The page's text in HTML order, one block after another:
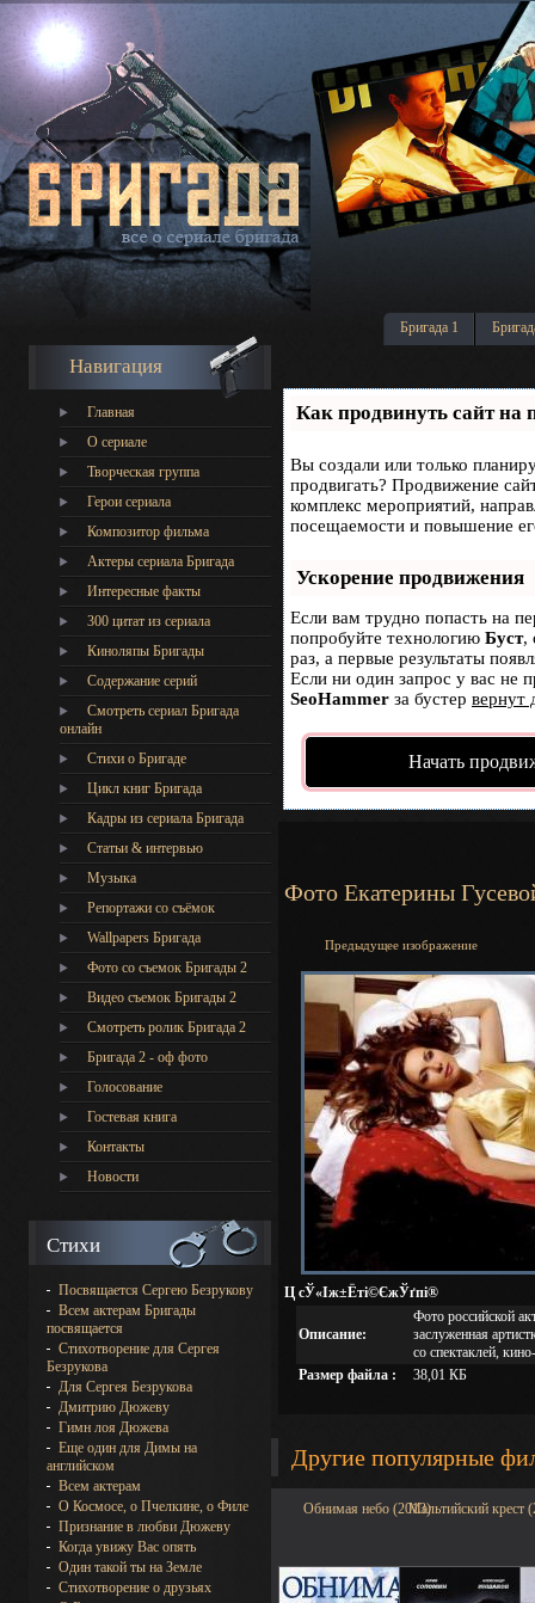
Бригада 1
Навигация
Главная
О сериале
Творческая группа
Герои сериала
Композитор фильма
Актеры сериала Бригада
Интересные факты
300 цитат из сериала
Киноляпы Бригады
Содержание серий
Смотреть сериал Бригада
онлайн
Стихи о Бригаде
Цикл книг Бригада
Кадры из сериала Бригада
Статьи & интервью
Музыка
Репортажи со съёмок
Wallpapers Бригада
Фото со съемок Бригады 2
Видео съемок Бригады 2
Cмотреть ролик Бригада 2
Бригада 2 - оф фото
Голосование
Гостевая книга
Контакты
Новости
Стихи
Посвящается Сергею Безрукову
Всем актерам Бригады
посвящается
Стихотворение для Сергея
Безрукова
Для Сергея Безрукова
Дмитрию Дюжеву
Гимн лоя Дюжева
Еще один для Димы на
английском
Всем актерам
О Космосе, о Пчелкине, о Филе
Признание в любви Дюжеву
Когда увижу Вас опять
Один такой ты на Земле
Стихотворение о друзьях
Как продвинуть сайт на
Вы создали или только
продвигать? Продвижение
комплекс мероприятий,
посещаемости и повышение
Ускорение продвижения
Если вам трудно попасть на
попробуйте технологию Буст,
раз, а первые результаты
Если ни один запрос у вас не
SeoHammer за бустер вернут
Начать
Фото Екатерины
Предыдущее изображение
Ц сЎ«Іж±Ёті©ЄжЎґпі®
Описание:
Фото российской
заслуженная
со спектаклей,
Размер файла :
38,01 КБ
Другие популярные
Обнимая небо (2013)Мальтийский крест